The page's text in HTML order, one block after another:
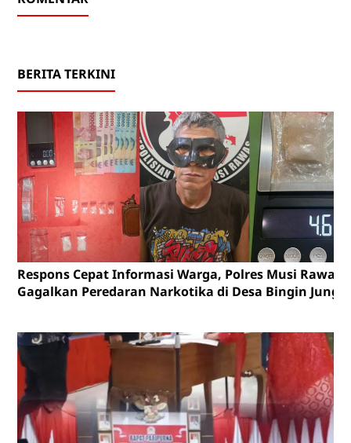
BERITA TERKINI
Respons Cepat Informasi Warga, Polres Musi Rawas
Gagalkan Peredaran Narkotika di Desa Bingin